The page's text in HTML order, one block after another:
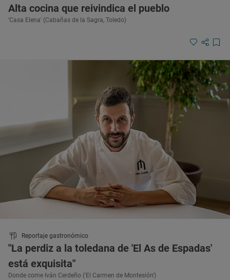
Alta cocina que reivindica el pueblo
'Casa Elena' (Cabañas de la Sagra, Toledo)
Reportaje gastronómico
"La perdiz a la toledana de 'El As de Espadas'
está exquisita"
Donde come Iván Cerdeño ('El Carmen de Montesión')